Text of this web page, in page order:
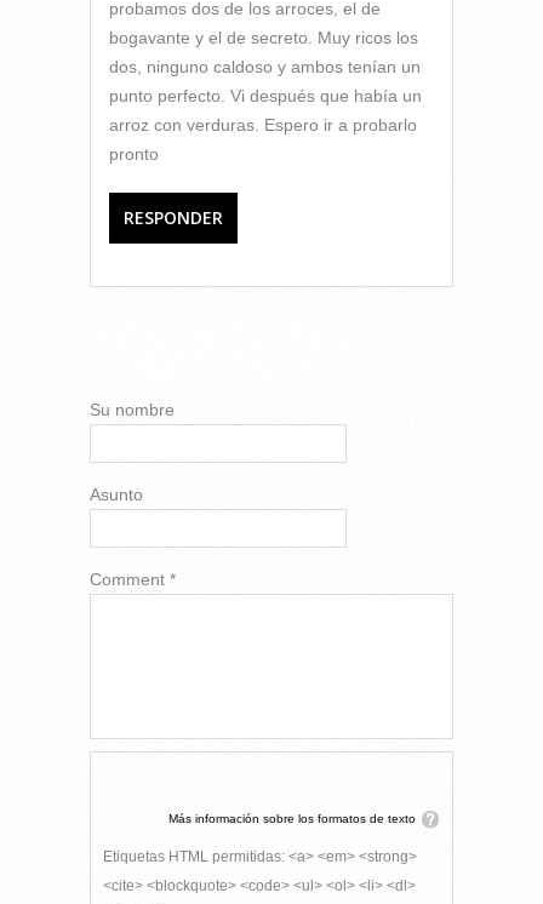
probamos dos de los arroces, el de
bogavante y el de secreto. Muy ricos los
dos, ninguno caldoso y ambos tenían un
punto perfecto. Vi después que había un
arroz con verduras. Espero ir a probarlo
pronto
RESPONDER
Su nombre
Asunto
Comment *
Más información sobre los formatos de texto
Etiquetas HTML permitidas: <a> <em> <strong>
<cite> <blockquote> <code> <ul> <ol> <li> <dl>